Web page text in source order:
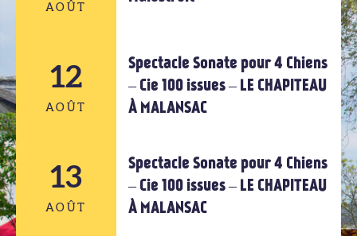
AOÛT
12
AOÛT
12
AOÛT
12
AOÛT
Spectacle Sonate pour 4 Chiens
– Cie 100 issues – LE CHAPITEAU
À MALANSAC
13
AOÛT
Spectacle Sonate pour 4 Chiens
– Cie 100 issues – LE CHAPITEAU
À MALANSAC